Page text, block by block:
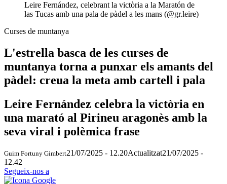
Leire Fernández, celebrant la victòria a la Maratón de
las Tucas amb una pala de pàdel a les mans (@gr.leire)
Curses de muntanya
L'estrella basca de les curses de
muntanya torna a punxar els amants del
pàdel: creua la meta amb cartell i pala
Leire Fernández celebra la victòria en
una marató al Pirineu aragonès amb la
seva viral i polèmica frase
Guim Fortuny Gimbert21/07/2025 - 12.20Actualitzat21/07/2025 -
12.42
Segueix-nos a